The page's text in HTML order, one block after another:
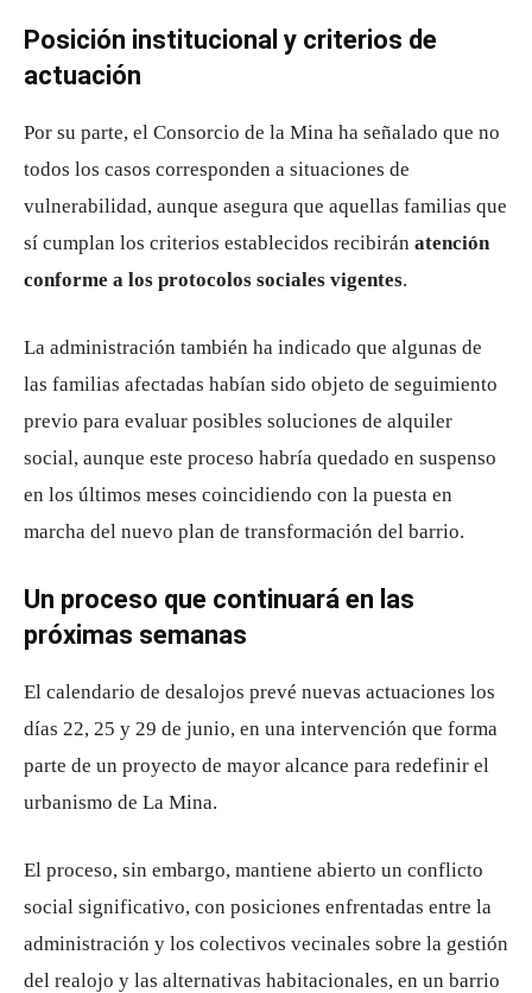
Posición institucional y criterios de
actuación
Por su parte, el Consorcio de la Mina ha señalado que no
todos los casos corresponden a situaciones de
vulnerabilidad, aunque asegura que aquellas familias que
sí cumplan los criterios establecidos recibirán atención
conforme a los protocolos sociales vigentes.
La administración también ha indicado que algunas de
las familias afectadas habían sido objeto de seguimiento
previo para evaluar posibles soluciones de alquiler
social, aunque este proceso habría quedado en suspenso
en los últimos meses coincidiendo con la puesta en
marcha del nuevo plan de transformación del barrio.
Un proceso que continuará en las
próximas semanas
El calendario de desalojos prevé nuevas actuaciones los
días 22, 25 y 29 de junio, en una intervención que forma
parte de un proyecto de mayor alcance para redefinir el
urbanismo de La Mina.
El proceso, sin embargo, mantiene abierto un conflicto
social significativo, con posiciones enfrentadas entre la
administración y los colectivos vecinales sobre la gestión
del realojo y las alternativas habitacionales, en un barrio